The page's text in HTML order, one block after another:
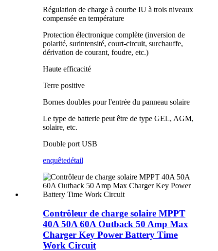
Régulation de charge à courbe IU à trois niveaux
compensée en température
Protection électronique complète (inversion de
polarité, surintensité, court-circuit, surchauffe,
dérivation de courant, foudre, etc.)
Haute efficacité
Terre positive
Bornes doubles pour l'entrée du panneau solaire
Le type de batterie peut être de type GEL, AGM,
solaire, etc.
Double port USB
enquêtedétail
Contrôleur de charge solaire MPPT
40A 50A 60A Outback 50 Amp Max
Charger Key Power Battery Time
Work Circuit